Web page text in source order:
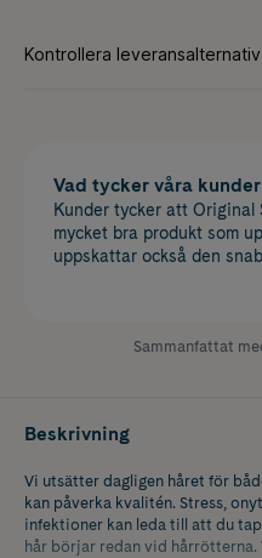
Vad tycker våra
Kunder tycker att
mycket bra produkt som
uppskattar också den
Sammanfattat
Beskrivning
Vi utsätter dagligen håret för
kan påverka kvalitén. Stress,
infektioner kan leda till att du
hår börjar redan vid hårrötterna.